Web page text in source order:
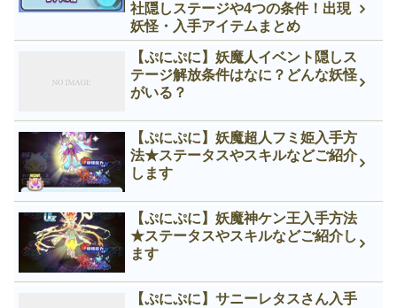
社隠しステージや4つの条件！出現
妖怪・入手アイテムまとめ
【ぷにぷに】妖魔人イベント隠しス
テージ解放条件はなに？どんな妖怪
がいる？
【ぷにぷに】妖魔超人フミ姫入手方
法★ステータスやスキルなどご紹介
します
【ぷにぷに】妖魔神ケン王入手方法
★ステータスやスキルなどご紹介し
ます
【ぷにぷに】サニーレタスさん入手